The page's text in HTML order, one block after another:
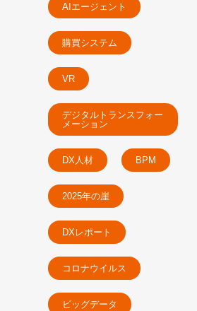
AIエージェント
購買システム
VR
デジタルトランスフォー
メーション
DX人材 BPM
2025年の崖
DXレポート
コロナウイルス
ビッグデータ